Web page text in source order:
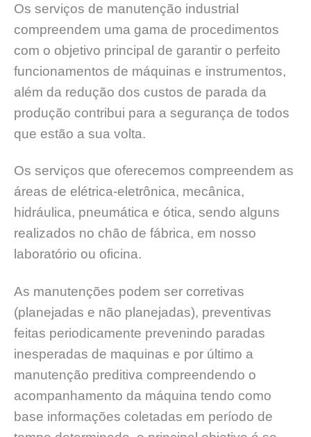
Os serviços de manutenção industrial
compreendem uma gama de procedimentos
com o objetivo principal de garantir o perfeito
funcionamentos de máquinas e instrumentos,
além da redução dos custos de parada da
produção contribui para a segurança de todos
que estão a sua volta.
Os serviços que oferecemos compreendem as
áreas de elétrica-eletrônica, mecânica,
hidráulica, pneumática e ótica, sendo alguns
realizados no chão de fábrica, em nosso
laboratório ou oficina.
As manutenções podem ser corretivas
(planejadas e não planejadas), preventivas
feitas periodicamente prevenindo paradas
inesperadas de maquinas e por último a
manutenção preditiva compreendendo o
acompanhamento da máquina tendo como
base informações coletadas em período de